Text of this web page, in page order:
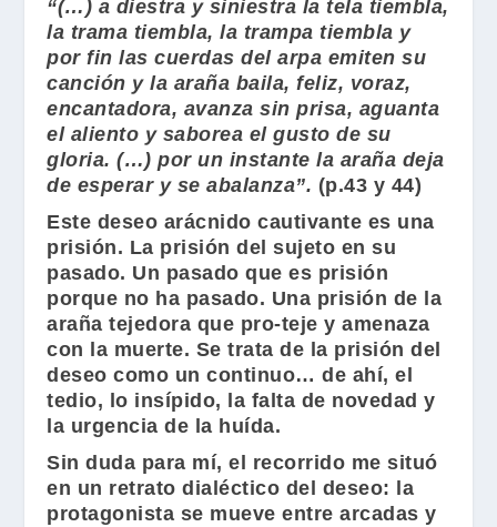
“(…) a diestra y siniestra la tela tiembla,
la trama tiembla, la trampa tiembla y
por fin las cuerdas del arpa emiten su
canción y la araña baila, feliz, voraz,
encantadora, avanza sin prisa, aguanta
el aliento y saborea el gusto de su
gloria. (…) por un instante la araña deja
de esperar y se abalanza”. (p.43 y 44)
Este deseo arácnido cautivante es una
prisión. La prisión del sujeto en su
pasado. Un pasado que es prisión
porque no ha pasado. Una prisión de la
araña tejedora que pro-teje y amenaza
con la muerte. Se trata de la prisión del
deseo como un continuo… de ahí, el
tedio, lo insípido, la falta de novedad y
la urgencia de la huída.
Sin duda para mí, el recorrido me situó
en un retrato dialéctico del deseo: la
protagonista se mueve entre arcadas y